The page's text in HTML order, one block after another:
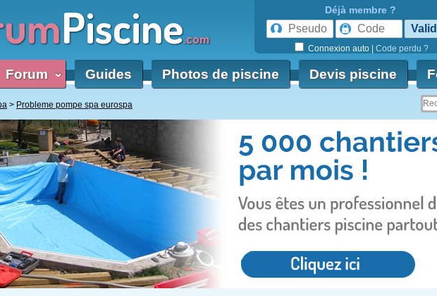
Piscine.com
Déjà membre ?
Connexion auto Code perdu ?
Forum ‹ Guides Photos de piscine Devis piscine
Probleme pompe spa eurospa